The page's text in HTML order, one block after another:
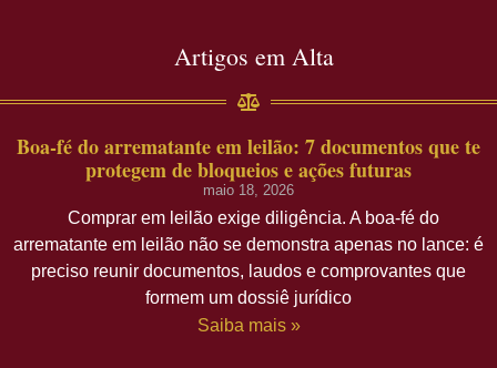
Artigos em Alta
Boa-fé do arrematante em leilão: 7 documentos que te
protegem de bloqueios e ações futuras
maio 18, 2026
Comprar em leilão exige diligência. A boa-fé do
arrematante em leilão não se demonstra apenas no lance: é
preciso reunir documentos, laudos e comprovantes que
formem um dossiê jurídico
Saiba mais »